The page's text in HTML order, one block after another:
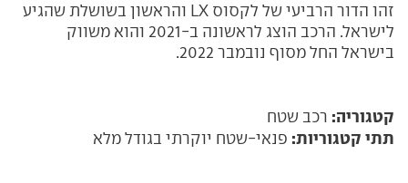
זהו הדור הרביעי של לקסוס LX והראשון בשושלת שהגיע
לישראל. הרכב הוצג לראשונה ב-2021 והוא משווק
בישראל החל מסוף נובמבר 2022.
קטגוריה: רכב שטח
תתי קטגוריות: פנאי-שטח יוקרתי בגודל מלא